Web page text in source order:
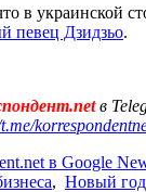
в украинской
певец Дзидзьо.
в
в Google
, Новый год